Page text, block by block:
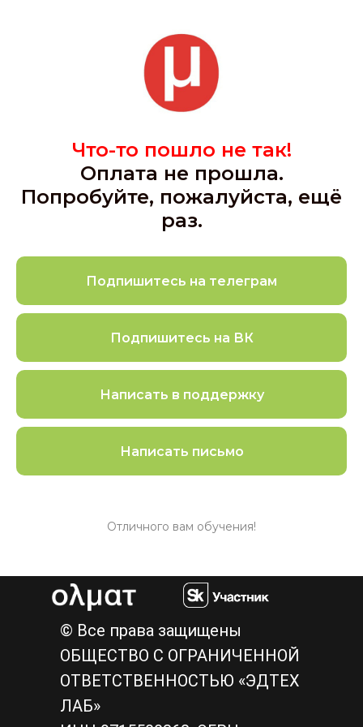
Что-то пошло не так!
Оплата не прошла.
Попробуйте, пожалуйста, ещё
раз.
Подпишитесь на телеграм
Подпишитесь на ВК
Написать в поддержку
Написать письмо
Отличного вам обучения!
© Все права защищены
ОБЩЕСТВО С ОГРАНИЧЕННОЙ
ОТВЕТСТВЕННОСТЬЮ «ЭДТЕХ
ЛАБ»